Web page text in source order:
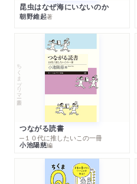
昆虫はなぜ海にいないのか
朝野維起著
ちくまプリマー新書
つながる読書
─１０代に推したいこの一冊
小池陽慈編